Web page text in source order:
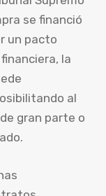
se financió
un pacto
la
al
gran parte o